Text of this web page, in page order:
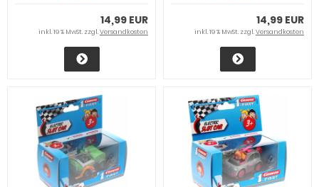
14,99 EUR
inkl. 19 % MwSt. zzgl.Versandkosten
14,99 EUR
inkl. 19 % MwSt. zzgl.Versandkosten